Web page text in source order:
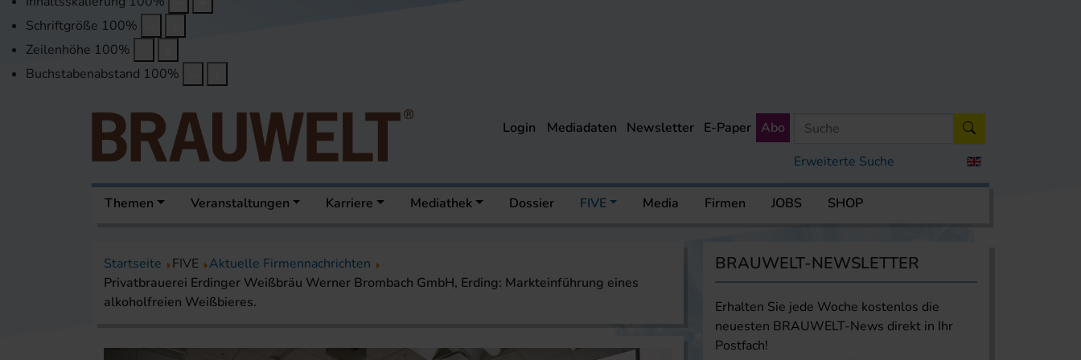
Schriftgröße 100%
Zeilenhöhe 100%
Buchstabenabstand 100%
Erweiterte Suche
Login Mediadaten Newsletter E-Paper Abo
Themen Veranstaltungen Karriere Mediathek Dossier FIVE Media Firmen JOBS SHOP
Startseite FIVE
Aktuelle Firmennachrichten
Privatbrauerei Erdinger Weißbräu Werner Brombach GmbH, Erding: Markteinführung eines
alkoholfreien Weißbieres.
BRAUWELT-NEWSLETTER
Erhalten Sie jede Woche kostenlos die
neuesten BRAUWELT-News direkt in Ihr
Postfach!